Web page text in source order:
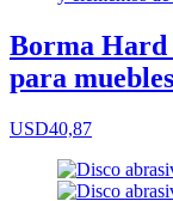
Borma Hard
para
USD40,87